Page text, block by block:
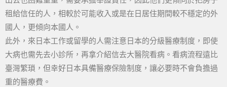
租給信任的人，相較於可能收入或是在日居住期間較不穩定的外
國人，更傾向本國人。
此外，來日本工作或留學的人需注意日本的分級醫療制度，即使
大病也需先去小診所，再拿介紹信去大醫院看病。看病流程遠比
臺灣繁瑣，但幸好日本具備醫療保險制度，讓必要時不會負擔過
重的醫療費。